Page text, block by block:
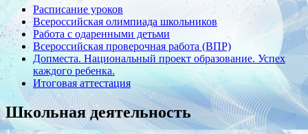
Расписание уроков
Всероссийская олимпиада школьников
Работа с одаренными детьми
Всероссийская проверочная работа (ВПР)
Допместа. Национальный проект образование. Успех
каждого ребенка.
Итоговая аттестация
Школьная деятельность